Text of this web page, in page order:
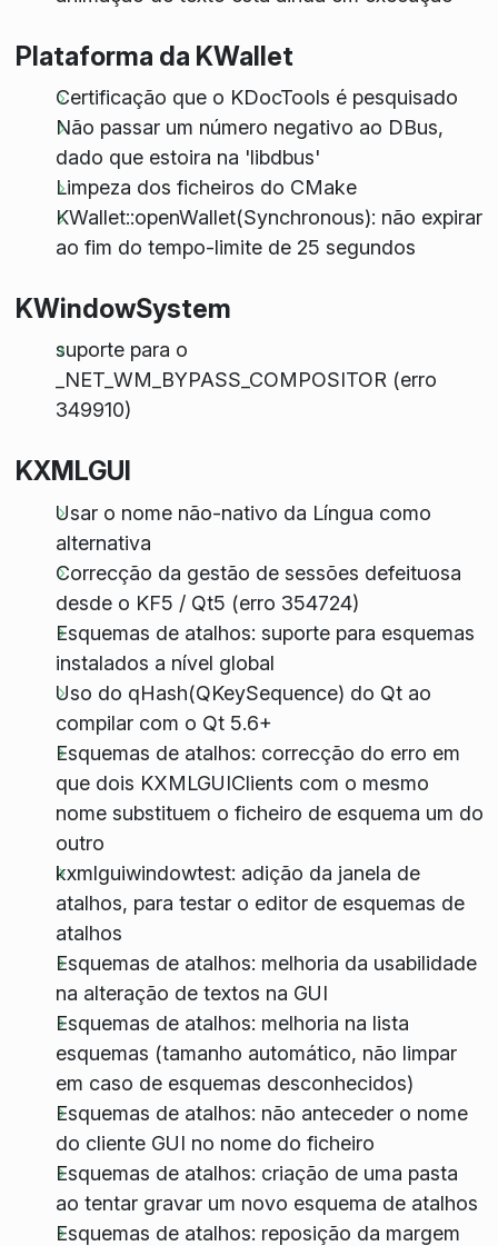
Plataforma da KWallet
Certificação que o KDocTools é pesquisado
Não passar um número negativo ao DBus,
dado que estoira na 'libdbus'
Limpeza dos ficheiros do CMake
KWallet::openWallet(Synchronous): não expirar
ao fim do tempo-limite de 25 segundos
KWindowSystem
suporte para o
_NET_WM_BYPASS_COMPOSITOR (erro
349910)
KXMLGUI
Usar o nome não-nativo da Língua como
alternativa
Correcção da gestão de sessões defeituosa
desde o KF5 / Qt5 (erro 354724)
Esquemas de atalhos: suporte para esquemas
instalados a nível global
Uso do qHash(QKeySequence) do Qt ao
compilar com o Qt 5.6+
Esquemas de atalhos: correcção do erro em
que dois KXMLGUIClients com o mesmo
nome substituem o ficheiro de esquema um do
outro
kxmlguiwindowtest: adição da janela de
atalhos, para testar o editor de esquemas de
atalhos
Esquemas de atalhos: melhoria da usabilidade
na alteração de textos na GUI
Esquemas de atalhos: melhoria na lista
esquemas (tamanho automático, não limpar
em caso de esquemas desconhecidos)
Esquemas de atalhos: não anteceder o nome
do cliente GUI no nome do ficheiro
Esquemas de atalhos: criação de uma pasta
ao tentar gravar um novo esquema de atalhos
Esquemas de atalhos: reposição da margem